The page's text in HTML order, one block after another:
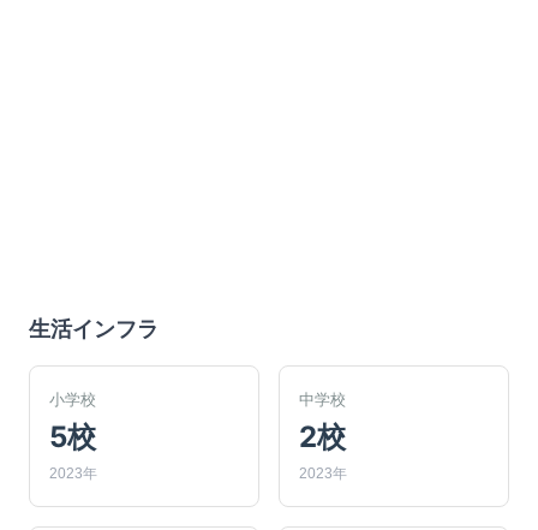
生活インフラ
小学校
5校
2023年
中学校
2校
2023年